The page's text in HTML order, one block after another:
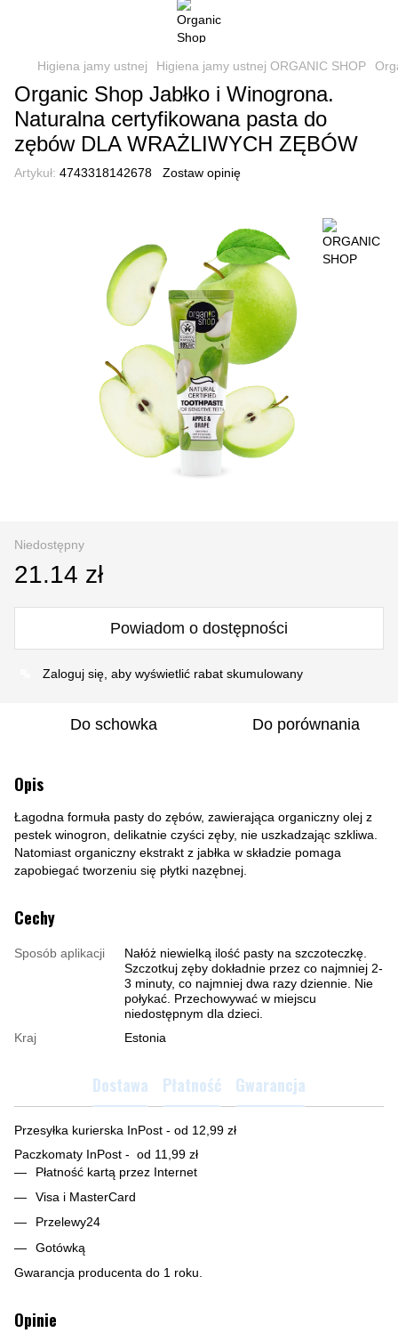
Higiena jamy ustnej Higiena jamy ustnej ORGANIC SHOP
Organic Shop Jabłko i Winogrona.
Naturalna certyfikowana pasta do
zębów DLA WRAŻLIWYCH ZĘBÓW
Artykuł: 4743318142678 Zostaw opinię
Niedostępny
21.14 zł
Powiadom o dostępności
Zaloguj się , aby wyświetlić rabat skumulowany
Do schowka Do porównania
Opis
Łagodna formuła pasty do zębów, zawierająca organiczny olej z
pestek winogron, delikatnie czyści zęby, nie uszkadzając szkliwa.
Natomiast organiczny ekstrakt z jabłka w składzie pomaga
zapobiegać tworzeniu się płytki nazębnej.
Cechy
Sposób aplikacji
Nałóż niewielką ilość pasty na szczoteczkę.
Szczotkuj zęby dokładnie przez co najmniej 2-
3 minuty, co najmniej dwa razy dziennie. Nie
połykać. Przechowywać w miejscu
niedostępnym dla dzieci.
Kraj
Estonia
Dostawa Płatność Gwarancja
Przesyłka kurierska InPost - od 12,99 zł
Paczkomaty InPost - od 11,99 zł
Płatność kartą przez Internet
Visa i MasterCard
Przelewy24
Gotówką
Gwarancja producenta do 1 roku.
Opinie